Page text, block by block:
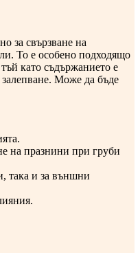
за свързване на
То е особено подходящо
като съдържанието е
залепване. Може да бъде
на празнини при груби
така и за външни